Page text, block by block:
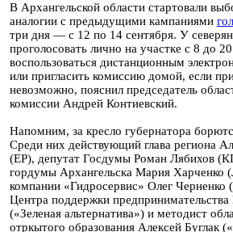
В Архангельской области стартовали
аналогии с предыдущими кампаниями
три дня — с 12 по 14 сентября. У
проголосовать лично на участке с 8 до
воспользоваться дистанционным
или пригласить комиссию домой, если
невозможно, пояснил председатель
комиссии Андрей Контиевский.
Напомним, за кресло губернатора
Среди них действующий глава региона
(ЕР), депутат Госдумы Роман Лябихов
гордумы Архангельска Мария Харченко
компании «Гидросервис» Олег Черненко
Центра поддержки
(«Зеленая альтернатива») и методист
отркытого образования Алексей Буглак